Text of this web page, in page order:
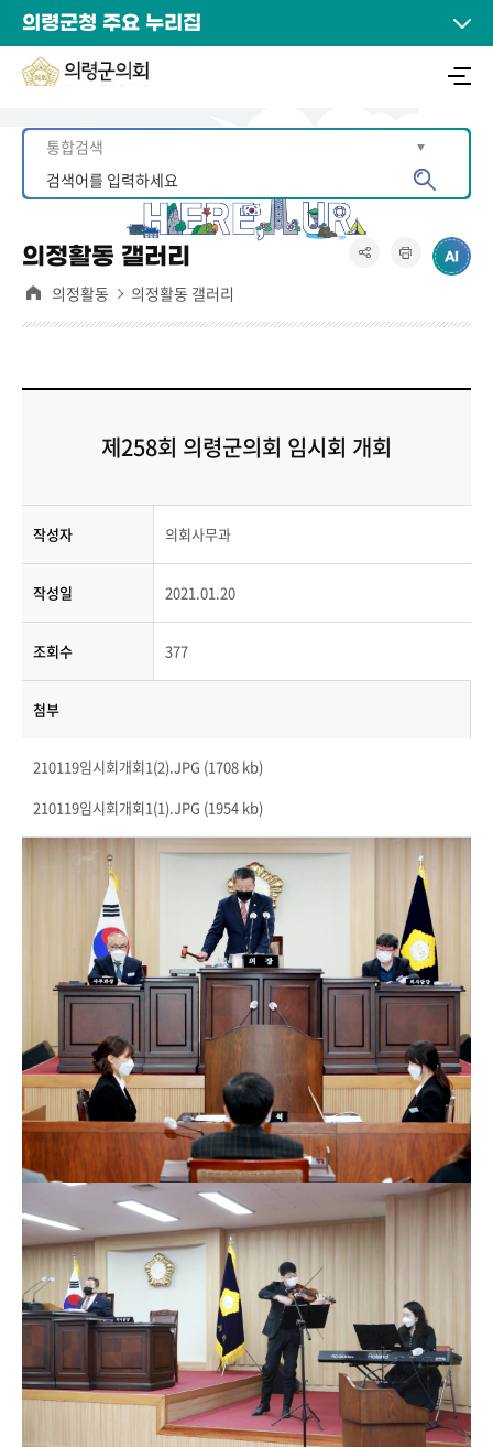
의령군청 주요 누리집
의정활동 갤러리
의정활동 의정활동 갤러리
제258회 의령군의회 임시회 개회
작성자 의회사무과
작성일 2021.01.20
조회수 377
첨부
210119임시회개회1(2).JPG (1708 kb)
210119임시회개회1(1).JPG (1954 kb)